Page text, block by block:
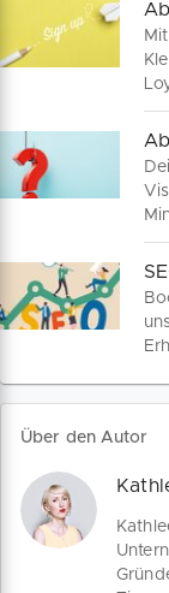
Über den Autor